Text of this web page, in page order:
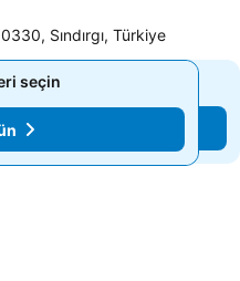
Sındırgı, Türkiye
seçin
seçin